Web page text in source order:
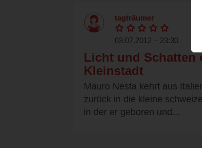
tagträumer
03.07.2012 – 23:30
Licht und Schatten
Kleinstadt
Mauro Nesta kehrt aus
zurück in die kleine
in der er geboren und...